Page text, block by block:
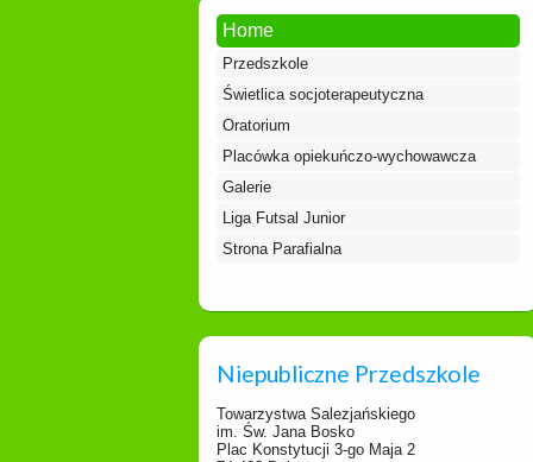
Home
Przedszkole
Świetlica socjoterapeutyczna
Oratorium
Placówka opiekuńczo-wychowawcza
Galerie
Liga Futsal Junior
Strona Parafialna
Niepubliczne Przedszkole
Towarzystwa Salezjańskiego
im. Św. Jana Bosko
Plac Konstytucji 3-go Maja 2